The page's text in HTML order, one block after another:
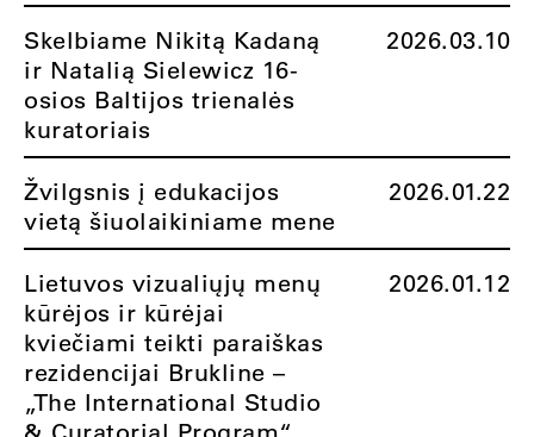
Skelbiame Nikitą Kadaną
ir Natalią Sielewicz 16-
osios Baltijos trienalės
kuratoriais
2026.03.10
Žvilgsnis į edukacijos
vietą šiuolaikiniame mene
2026.01.22
Lietuvos vizualiųjų menų
kūrėjos ir kūrėjai
kviečiami teikti paraiškas
rezidencijai Brukline –
„The International Studio
2026.01.12